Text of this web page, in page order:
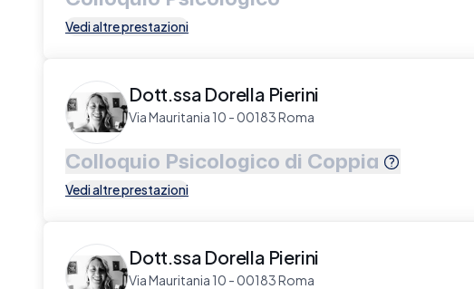
Vedi altre prestazioni
Dott.ssa Dorella Pierini
Via Mauritania 10 - 00183 Roma
Colloquio Psicologico di Coppia
Vedi altre prestazioni
Dott.ssa Dorella Pierini
Via Mauritania 10 - 00183 Roma